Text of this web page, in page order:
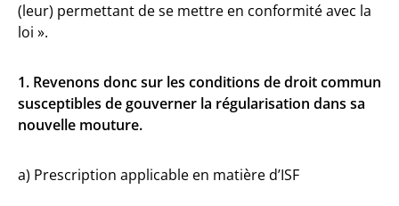
(leur) permettant de se mettre en conformité avec la
loi ».
1. Revenons donc sur les conditions de droit commun
susceptibles de gouverner la régularisation dans sa
nouvelle mouture.
a) Prescription applicable en matière d’ISF